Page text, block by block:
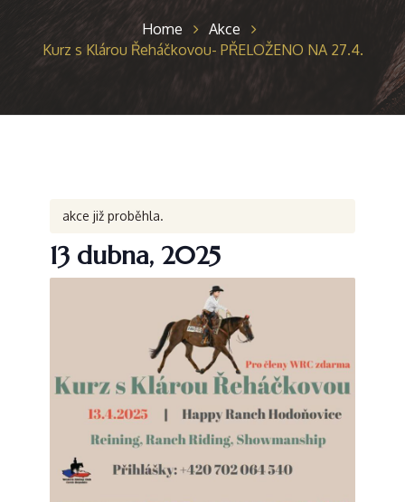
Home
Akce
Kurz s Klárou Řeháčkovou- PŘELOŽENO NA 27.4.
akce již proběhla.
13 dubna, 2025